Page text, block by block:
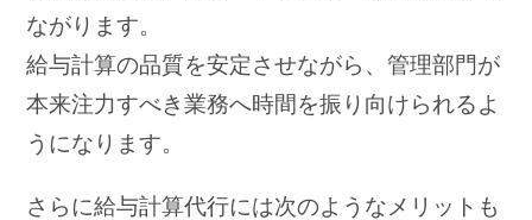
ながります。
給与計算の品質を安定させながら、管理部門が
本来注力すべき業務へ時間を振り向けられるよ
うになります。
さらに給与計算代行には次のようなメリットも